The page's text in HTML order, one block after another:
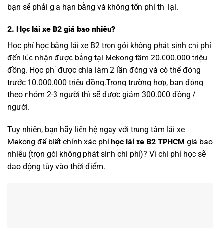
bạn sẽ phải gia hạn bằng và không tốn phí thi lại.
2. Học lái xe B2 giá bao nhiêu?
Học phí học bằng lái xe B2 trọn gói không phát sinh chi phí
đến lúc nhận được bằng tại Mekong tầm 20.000.000 triệu
đồng. Học phí được chia làm 2 lần đóng và có thể đóng
trước 10.000.000 triệu đồng.Trong trường hợp, bạn đóng
theo nhóm 2-3 người thì sẽ được giảm 300.000 đồng /
người.
Tuy nhiên, bạn hãy liên hệ ngay với trung tâm lái xe
Mekong để biết chính xác phí học lái xe B2 TPHCM giá bao
nhiêu (trọn gói không phát sinh chi phí)? Vì chi phí học sẽ
dao động tùy vào thời điểm.